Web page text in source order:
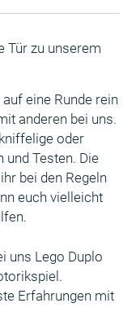
Tür zu unserem
eine Runde rein
anderen bei uns.
oder
und Testen. Die
bei den Regeln
euch vielleicht
uns Lego Duplo
Erfahrungen mit